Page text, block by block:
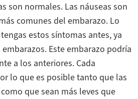
son normales. Las náuseas son
comunes del embarazo. Lo
estos síntomas antes, ya
Este embarazo podría
a los anteriores. Cada
lo que es posible tanto que las
que sean más leves que